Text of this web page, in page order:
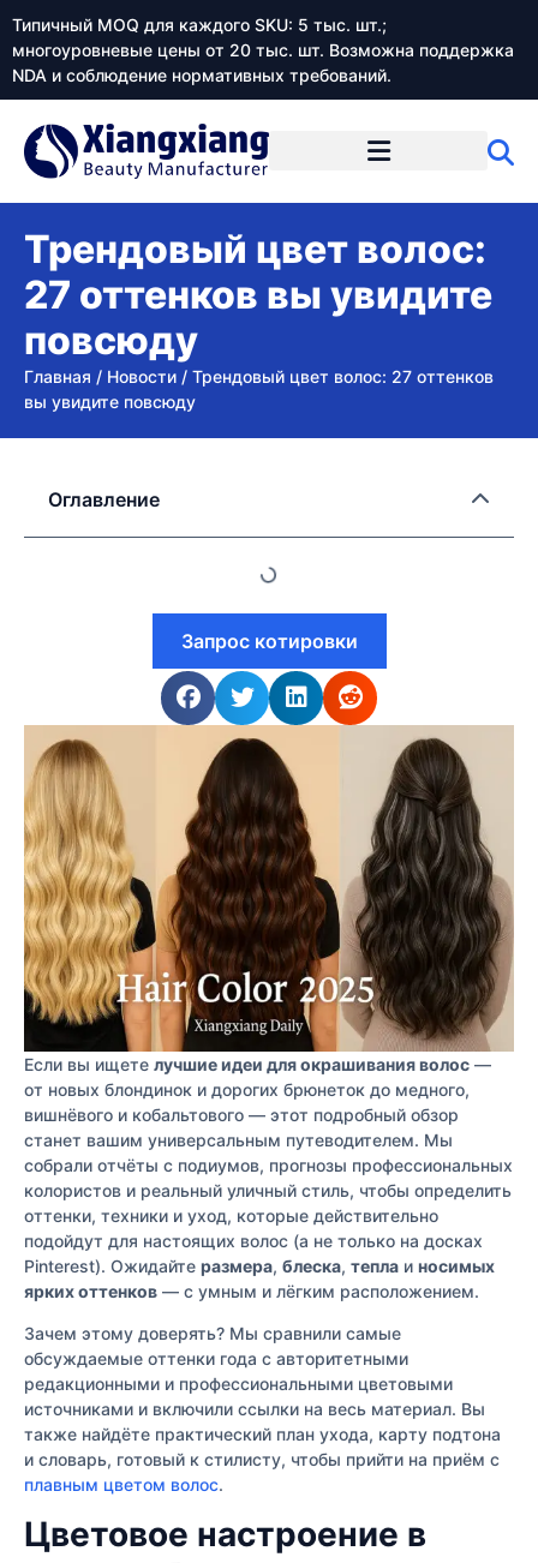
Типичный MOQ для каждого SKU: 5 тыс. шт.;
многоуровневые цены от 20 тыс. шт. Возможна поддержка
NDA и соблюдение нормативных требований.
Трендовый цвет волос:
27 оттенков вы увидите
повсюду
Главная / Новости / Трендовый цвет волос: 27 оттенков
вы увидите повсюду
Если вы ищете лучшие идеи для окрашивания волос —
от новых блондинок и дорогих брюнеток до медного,
вишнёвого и кобальтового — этот подробный обзор
станет вашим универсальным путеводителем. Мы
собрали отчёты с подиумов, прогнозы профессиональных
колористов и реальный уличный стиль, чтобы определить
оттенки, техники и уход, которые действительно
подойдут для настоящих волос (а не только на досках
Pinterest). Ожидайте размера, блеска, тепла и носимых
ярких оттенков — с умным и лёгким расположением.
Зачем этому доверять? Мы сравнили самые
обсуждаемые оттенки года с авторитетными
редакционными и профессиональными цветовыми
источниками и включили ссылки на весь материал. Вы
также найдёте практический план ухода, карту подтона
и словарь, готовый к стилисту, чтобы прийти на приём с
плавным цветом волос.
Цветовое настроение в
Оглавление
Запрос котировки